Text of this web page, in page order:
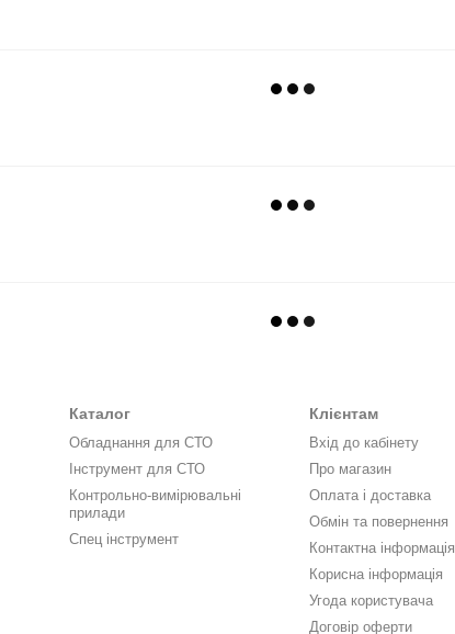
Каталог
Обладнання для СТО
Інструмент для СТО
Контрольно-вимірювальні
прилади
Спец інструмент
Клієнтам
Вхід до кабінету
Про магазин
Оплата і доставка
Обмін та повернення
Контактна інформація
Корисна інформація
Угода користувача
Договір оферти